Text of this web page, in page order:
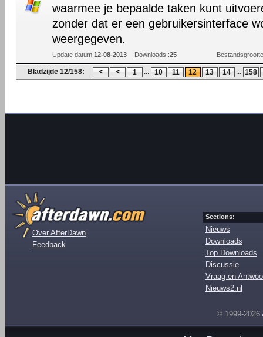
waarmee je bepaalde taken kunt
zonder dat er een gebruikersinterface
weergegeven.
Update datum:12-08-2013 Downloads :25
Bladzijde 12/158: 1 ... 10 11 12 13 14 ... 158
Over AfterDawn
Feedback
Sections:
Nieuws
Downloads
Top Downloads
Discussie
Vraag en
Nieuws2.nl
© 1999-2026